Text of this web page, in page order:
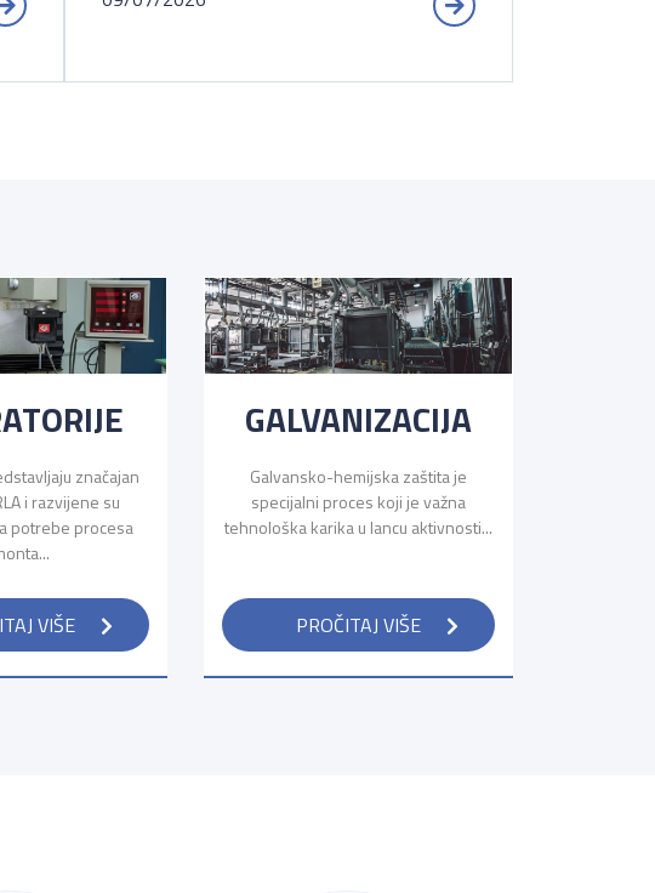
značajan
i razvijene su
potrebe procesa
VIŠE
GALVANIZACIJA
Galvansko-hemijska zaštita je
specijalni proces koji je važna
tehnološka karika u lancu aktivnosti...
PROČITAJ VIŠE